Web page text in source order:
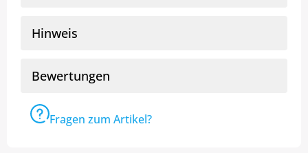
Hinweis
Bewertungen
Fragen zum Artikel?